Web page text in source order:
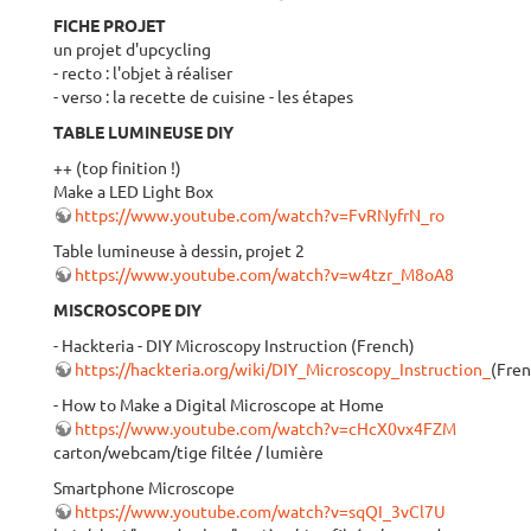
FICHE PROJET
un projet d'upcycling
- recto : l'objet à réaliser
- verso : la recette de cuisine - les étapes
TABLE LUMINEUSE DIY
++ (top finition !)
Make a LED Light Box
https://www.youtube.com/watch?v=FvRNyfrN_ro
Table lumineuse à dessin, projet 2
https://www.youtube.com/watch?v=w4tzr_M8oA8
MISCROSCOPE DIY
- Hackteria - DIY Microscopy Instruction (French)
https://hackteria.org/wiki/DIY_Microscopy_Instruction_
- How to Make a Digital Microscope at Home
https://www.youtube.com/watch?v=cHcX0vx4FZM
carton/webcam/tige filtée / lumière
Smartphone Microscope
https://www.youtube.com/watch?v=sqQI_3vCl7U